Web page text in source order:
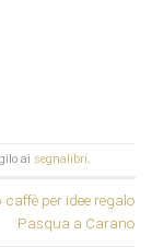
ai segnalibri.
per idee regalo
Pasqua a Carano